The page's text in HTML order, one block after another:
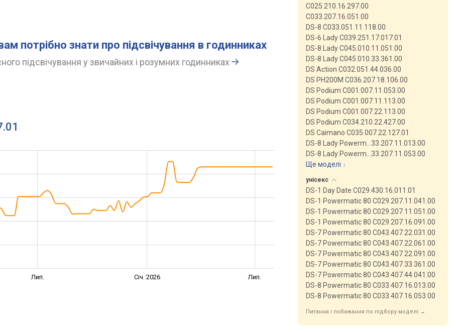
потрібно знати про підсвічування в годинниках
підсвічування у звичайних і розумних годинниках
Лип. Січ. 2026 Лип.
C025.210.16.297.00
C033.207.16.051.00
DS-8 C033.051.11.118.00
DS-6 Lady C039.251.17.017.01
DS-8 Lady C045.010.11.051.00
DS-8 Lady C045.010.33.361.00
DS Action C032.051.44.036.00
DS PH200M C036.207.18.106.00
DS Podium C001.007.11.053.00
DS Podium C001.007.11.113.00
DS Podium C001.007.22.113.00
DS Podium C034.210.22.427.00
DS Caimano C035.007.22.127.01
DS-8 Lady Powerm…33.207.11.013.00
DS-8 Lady Powerm…33.207.11.053.00
Ще моделі ↓
унісекс
DS-1 Day Date C029.430.16.011.01
DS-1 Powermatic 80 C029.207.11.041.00
DS-1 Powermatic 80 C029.207.11.051.00
DS-1 Powermatic 80 C029.207.16.091.00
DS-7 Powermatic 80 C043.407.22.031.00
DS-7 Powermatic 80 C043.407.22.061.00
DS-7 Powermatic 80 C043.407.22.091.00
DS-7 Powermatic 80 C043.407.33.361.00
DS-7 Powermatic 80 C043.407.44.041.00
DS-8 Powermatic 80 C033.407.16.013.00
DS-8 Powermatic 80 C033.407.16.053.00
Питання і побажання по підбору моделі →